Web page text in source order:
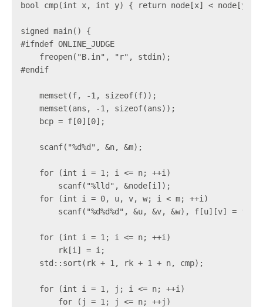
bool cmp(int x, int y) { return node[x] < node[y];
signed main() {
#ifndef ONLINE_JUDGE
    freopen("B.in", "r", stdin);
#endif
    memset(f, -1, sizeof(f));
    memset(ans, -1, sizeof(ans));
    bcp = f[0][0];
    scanf("%d%d", &n, &m);
    for (int i = 1; i <= n; ++i)
        scanf("%lld", &node[i]);
    for (int i = 0, u, v, w; i < m; ++i)
scanf("%d%d%d", &u, &v, &w), f[u][v] =
    for (int i = 1; i <= n; ++i)
        rk[i] = i;
    std::sort(rk + 1, rk + 1 + n, cmp);
    for (int i = 1, j; i <= n; ++i)
        for (j = 1; j <= n; ++j)